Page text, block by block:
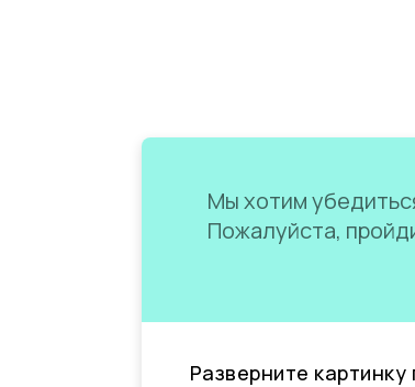
Мы хотим
Пожалуйста,
Разверните